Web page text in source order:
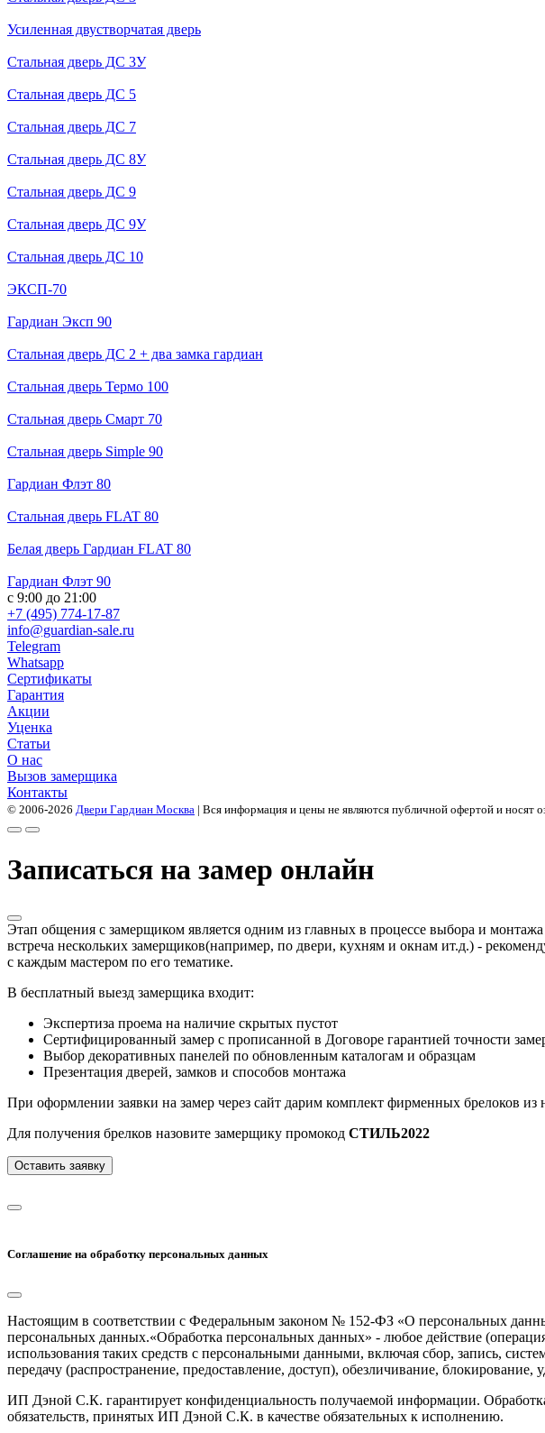
Усиленная двустворчатая дверь
Стальная дверь ДС 3У
Стальная дверь ДС 5
Стальная дверь ДС 7
Стальная дверь ДС 8У
Стальная дверь ДС 9
Стальная дверь ДС 9У
Стальная дверь ДС 10
ЭКСП-70
Гардиан Эксп 90
Стальная дверь ДС 2 + два замка гардиан
Стальная дверь Термо 100
Стальная дверь Смарт 70
Стальная дверь Simple 90
Гардиан Флэт 80
Стальная дверь FLAT 80
Белая дверь Гардиан FLAT 80
Гардиан Флэт 90
с 9:00 до 21:00
+7 (495) 774-17-87
info@guardian-sale.ru
Telegram
Whatsapp
Сертификаты
Гарантия
Акции
Уценка
Статьи
О нас
Вызов замерщика
Контакты
© 2006-2026 Двери Гардиан Москва | Вся информация и цены не являются публичной офертой и носят
Записаться на замер онлайн
Этап общения с замерщиком является одним из главных в процессе выбора и
встреча нескольких замерщиков(например, по двери, кухням и окнам ит.д.) -
с каждым мастером по его тематике.
В бесплатный выезд замерщика входит:
Экспертиза проема на наличие скрытых пустот
Сертифицированный замер с прописанной в Договоре гарантией точности
Выбор декоративных панелей по обновленным каталогам и образцам
Презентация дверей, замков и способов монтажа
При оформлении заявки на замер через сайт дарим комплект фирменных брелоков
Для получения брелков назовите замерщику промокод СТИЛЬ2022
Оставить заявку
Соглашение на обработку персональных данных
Настоящим в соответствии с Федеральным законом № 152-ФЗ «О персональных
персональных данных.«Обработка персональных данных» - любое действие
использования таких средств с персональными данными, включая сбор, запись,
передачу (распространение, предоставление, доступ), обезличивание,
ИП Дэной С.К. гарантирует конфиденциальность получаемой информации.
обязательств, принятых ИП Дэной С.К. в качестве обязательных к исполнению.